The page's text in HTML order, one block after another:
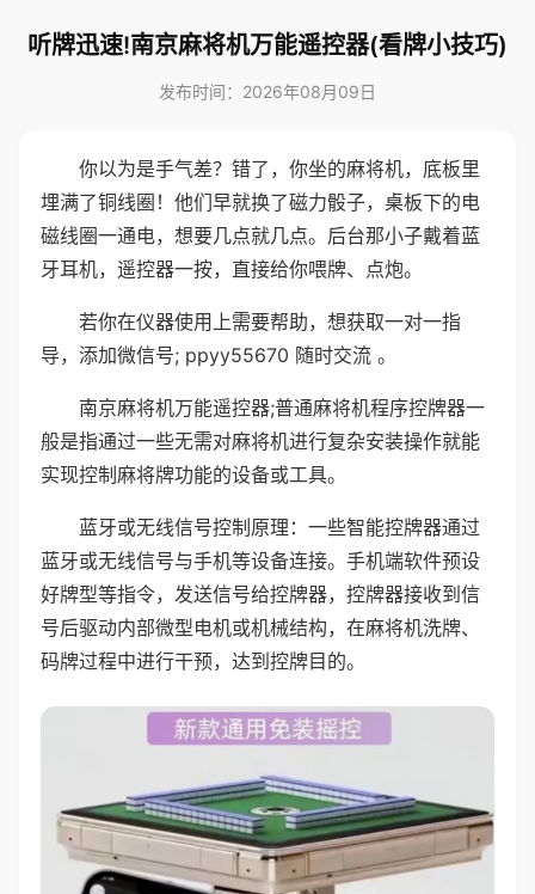
听牌迅速!南京麻将机万能遥控器(看牌小技巧)
发布时间：2026年08月09日
你以为是手气差？错了，你坐的麻将机，底板里
埋满了铜线圈！他们早就换了磁力骰子，桌板下的电
磁线圈一通电，想要几点就几点。后台那小子戴着蓝
牙耳机，遥控器一按，直接给你喂牌、点炮。
若你在仪器使用上需要帮助，想获取一对一指
导，添加微信号; ppyy55670 随时交流 。
南京麻将机万能遥控器;普通麻将机程序控牌器一
般是指通过一些无需对麻将机进行复杂安装操作就能
实现控制麻将牌功能的设备或工具。
蓝牙或无线信号控制原理：一些智能控牌器通过
蓝牙或无线信号与手机等设备连接。手机端软件预设
好牌型等指令，发送信号给控牌器，控牌器接收到信
号后驱动内部微型电机或机械结构，在麻将机洗牌、
码牌过程中进行干预，达到控牌目的。